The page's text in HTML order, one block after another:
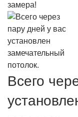
замера!
Всего